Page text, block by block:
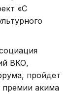
«С
ВКО,
пройдет
премии акима